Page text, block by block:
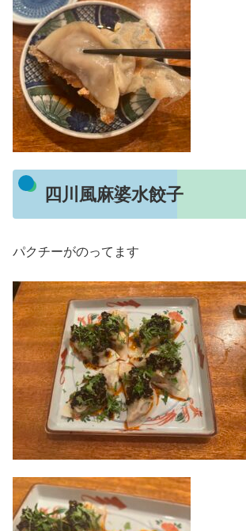
四川風麻婆水餃子
パクチーがのってます